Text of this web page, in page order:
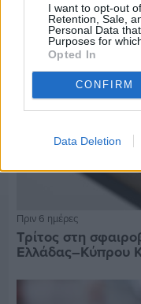
I want to opt-out
Retention, Sale,
Personal Data
Purposes for
Opted In
CONFIRM
Data Deletion
Πριν 6 ημέρες
Τρίτος στη
Ελλάδας–Κύπρου